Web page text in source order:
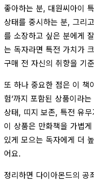
좋아하는 분, 대원씨아이
상태를 중시하는 분, 그리
를 소장하고 싶은 분에게
는 독자라면 특전 가치가
구매 전 자신의 취향을 기
또 하나 중요한 점은 이 책
험’까지 포함된 상품이라
상태, 띠지 보존, 특전 유
이 상품은 만화책을 가볍
있게 모으는 독자에게 더
어요.
정리하면 다이아몬드의 공